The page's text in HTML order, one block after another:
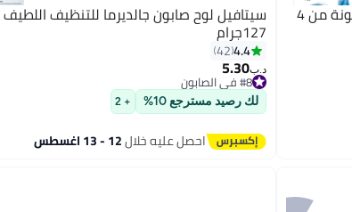
بيرز مجموعة صابون سوفت آند فريش مكونة من 4 سيتافيل لوح صابون جالديرما للتنظيف اللطيف
127جرام
4.4
42
د.ب‏5.30
#8 في الصابون
تم بيع +170 مؤخرًا
#8 في الصابون
لك رصيد مسترجع 10% + 2
احصل عليه خلال12 - 13 اغسطس